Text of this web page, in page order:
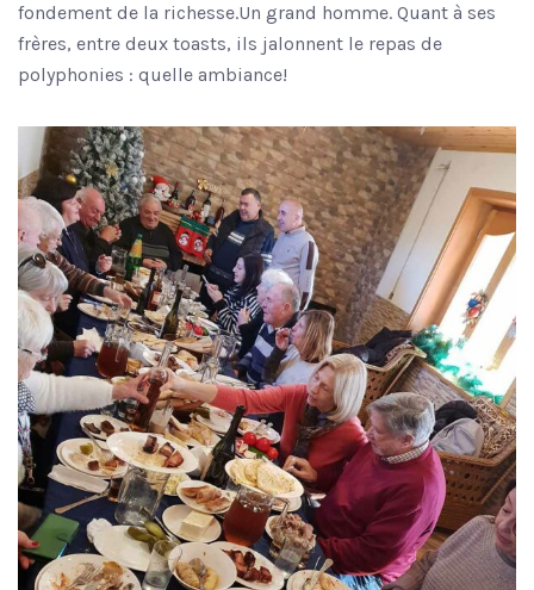
fondement de la richesse.Un grand homme. Quant à ses
frères, entre deux toasts, ils jalonnent le repas de
polyphonies : quelle ambiance!